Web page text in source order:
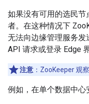
如果没有可用的选民
者。在这种情况下
无法向边缘管理服务发
API 请求或登录 Edge
注意 ：ZooKeeper 观
例如，在单个数据中心